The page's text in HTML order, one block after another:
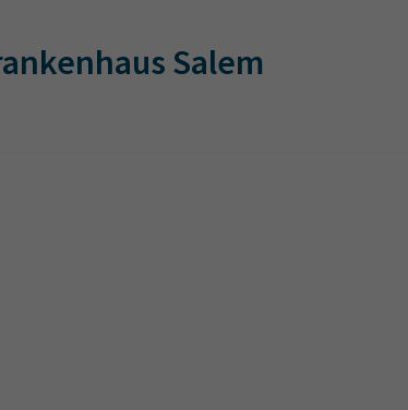
Salem